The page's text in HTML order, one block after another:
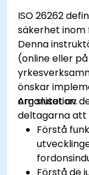
ISO 26262
säkerhet inom
Denna
(online eller
önskar
organisation.
Am slutet av
deltagarna att
Förstå
Förstå de